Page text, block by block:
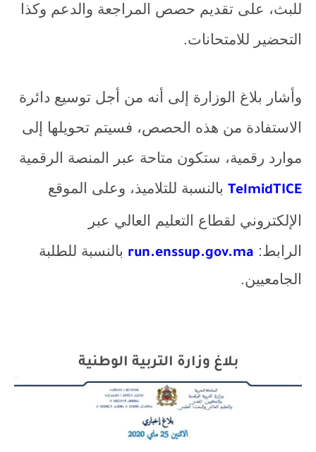
للبث، على تقديم حصص المراجعة والدعم وكذا
التحضير للامتحانات.
وأشار بلاغ الوزارة إلى أنه من أجل توسيع دائرة
الاستفادة من هذه الحصص، فسيتم تحويلها إلى
موارد رقمية، ستكون متاحة عبر المنصة الرقمية
TelmidTICE بالنسبة للتلاميذ، وعلى الموقع
الإلكتروني لقطاع التعليم العالي عبر
الرابط: run.enssup.gov.ma بالنسبة للطلبة
الجامعيين.
بلاغ وزارة التربية الوطنية